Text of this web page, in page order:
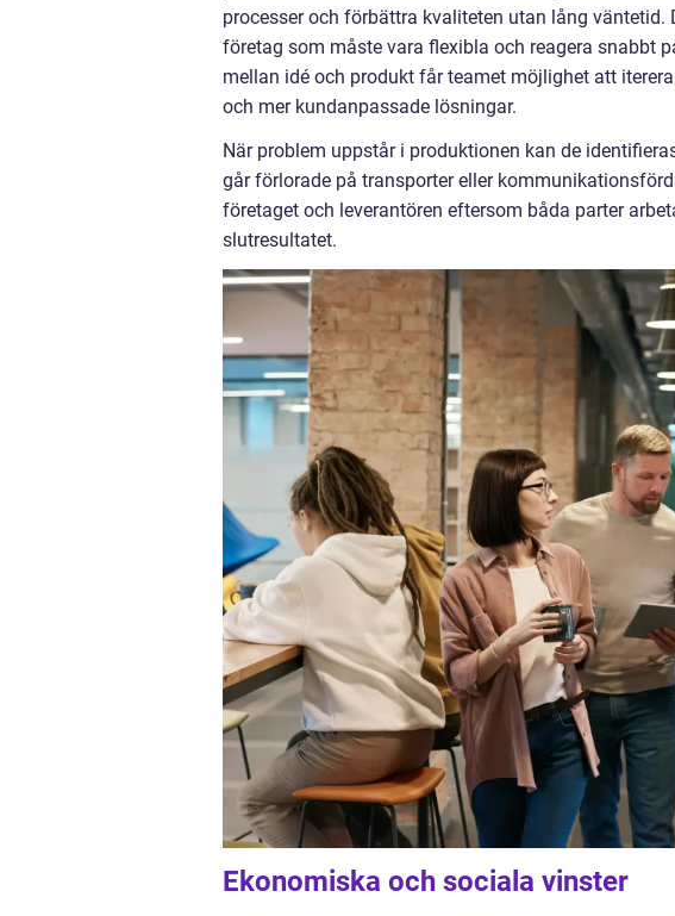
processer och förbättra kvaliteten utan lång
företag som måste vara flexibla och reagera snabbt
mellan idé och produkt får teamet möjlighet att
och mer kundanpassade lösningar.
När problem uppstår i produktionen kan de
går förlorade på transporter eller
företaget och leverantören eftersom båda parter
slutresultatet.
Ekonomiska och sociala vinster